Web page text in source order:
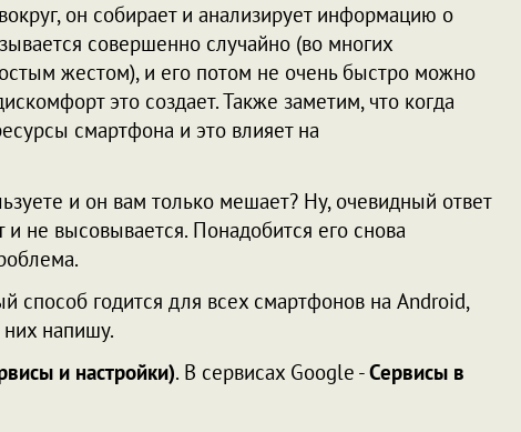
он собирает и анализирует информацию о
совершенно случайно (во многих
жестом), и его потом не очень быстро можно
это создает. Также заметим, что когда
смартфона и это влияет на
и он вам только мешает? Ну, очевидный ответ
и не высовывается. Понадобится его снова
способ годится для всех смартфонов на Android,
напишу.
и настройки). В сервисах Google -Сервисы в